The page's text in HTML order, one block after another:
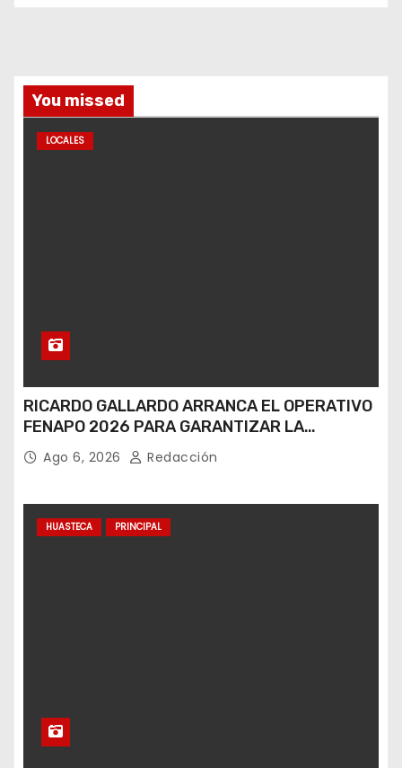
You missed
LOCALES
RICARDO GALLARDO ARRANCA EL OPERATIVO
FENAPO 2026 PARA GARANTIZAR LA
SEGURIDAD DE MÁS DE 9 MILLONES DE
VISITANTES
Ago 6, 2026 Redacción
HUASTECA PRINCIPAL